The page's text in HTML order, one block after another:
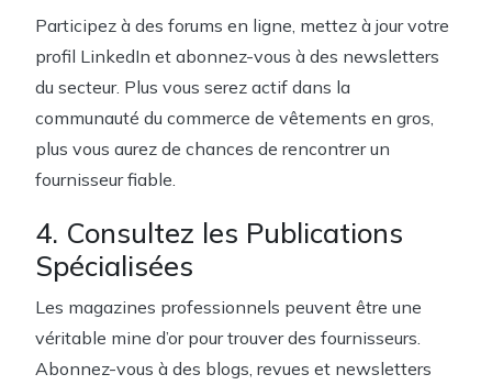
Participez à des forums en ligne, mettez à jour votre
profil LinkedIn et abonnez-vous à des newsletters
du secteur. Plus vous serez actif dans la
communauté du commerce de vêtements en gros,
plus vous aurez de chances de rencontrer un
fournisseur fiable.
4. Consultez les Publications
Spécialisées
Les magazines professionnels peuvent être une
véritable mine d’or pour trouver des fournisseurs.
Abonnez-vous à des blogs, revues et newsletters